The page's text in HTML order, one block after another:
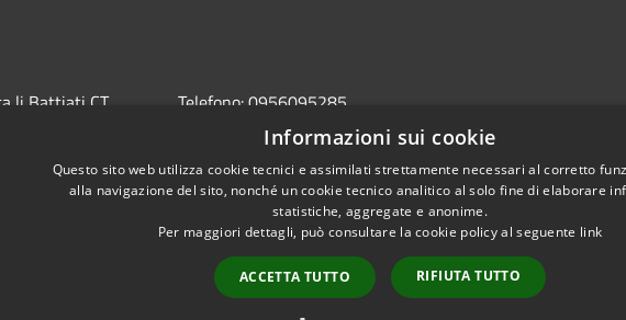
li Battiati CT
Telefono:0956095285
protocollo@pec.comune.sant-agata-li-
Pec: protocollo@pec.comune.sant-agata-li-
Copyright © 2026 • Comune
Informazioni sui cookie
Questo sito web utilizza cookie tecnici e assimilati strettamente necessari al corretto
alla navigazione del sito, nonché un cookie tecnico analitico al solo fine di elaborare
statistiche, aggregate e anonime.
Per maggiori dettagli, può consultare la cookie policy al seguente link
ACCETTA TUTTO RIFIUTA TUTTO